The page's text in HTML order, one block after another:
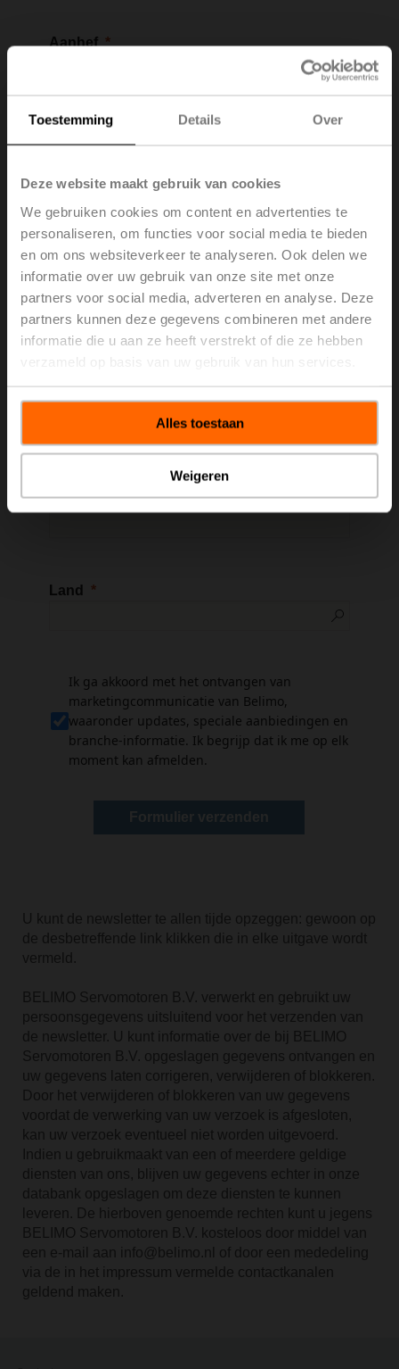
Toestemming Details Over
Deze website maakt gebruik van cookies
We gebruiken cookies om content en advertenties te
personaliseren, om functies voor social media te bieden
en om ons websiteverkeer te analyseren. Ook delen we
informatie over uw gebruik van onze site met onze
partners voor social media, adverteren en analyse. Deze
partners kunnen deze gegevens combineren met andere
informatie die u aan ze heeft verstrekt of die ze hebben
Alles toestaan
Weigeren
Aanhef
Firma
Adres 1
Adres 2
Plaatsnaam
Land
Ik ga akkoord met het ontvangen van
marketingcommunicatie van Belimo,
waaronder updates, speciale aanbiedingen en
branche-informatie. Ik begrijp dat ik me op elk
moment kan afmelden.
U kunt de newsletter te allen tijde opzeggen: gewoon op
de desbetreffende link klikken die in elke uitgave wordt
vermeld.
BELIMO Servomotoren B.V. verwerkt en gebruikt uw
persoonsgegevens uitsluitend voor het verzenden van
de newsletter. U kunt informatie over de bij BELIMO
Servomotoren B.V. opgeslagen gegevens ontvangen en
uw gegevens laten corrigeren, verwijderen of blokkeren.
Door het verwijderen of blokkeren van uw gegevens
voordat de verwerking van uw verzoek is afgesloten,
kan uw verzoek eventueel niet worden uitgevoerd.
Indien u gebruikmaakt van een of meerdere geldige
diensten van ons, blijven uw gegevens echter in onze
databank opgeslagen om deze diensten te kunnen
leveren. De hierboven genoemde rechten kunt u jegens
BELIMO Servomotoren B.V. kosteloos door middel van
een e-mail aan info@belimo.nl of door een mededeling
via de in het impressum vermelde contactkanalen
geldend maken.